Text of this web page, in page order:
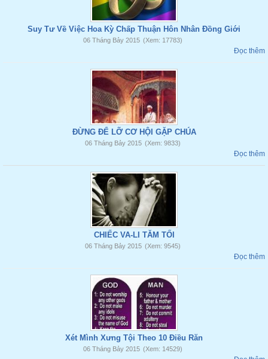
Suy Tư Về Việc Hoa Kỳ Chấp Thuận Hôn Nhân Đồng Giới
06 Tháng Bảy 2015 (Xem: 17783)
Đọc thêm
ĐỪNG ĐỂ LỠ CƠ HỘI GẶP CHÚA
06 Tháng Bảy 2015 (Xem: 9833)
Đọc thêm
CHIẾC VA-LI TĂM TỐI
06 Tháng Bảy 2015 (Xem: 9545)
Đọc thêm
Xét Mình Xưng Tội Theo 10 Điều Răn
06 Tháng Bảy 2015 (Xem: 14529)